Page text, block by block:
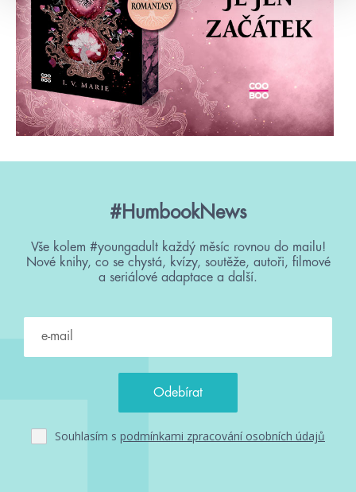
#HumbookNews
Vše kolem #youngadult každý měsíc rovnou do mailu!
Nové knihy, co se chystá, kvízy, soutěže, autoři, filmové
a seriálové adaptace a další.
Souhlasím s podmínkami zpracování osobních údajů